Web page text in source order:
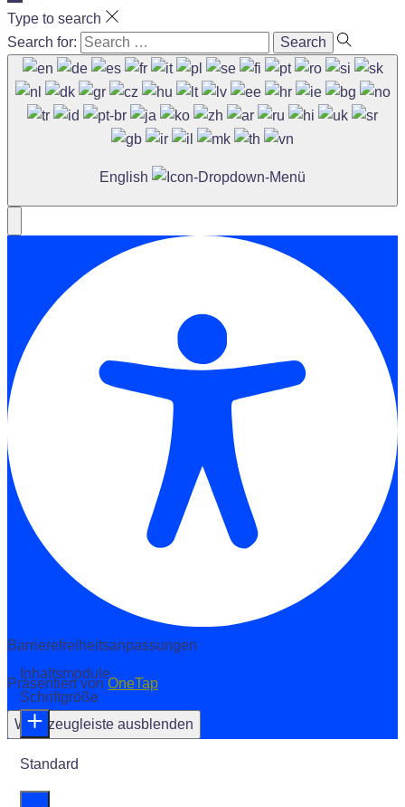
Type to search
Search for:
English
Barrierefreiheitsanpassungen
Präsentiert vonOneTap
Werkzeugleiste ausblenden
Inhaltsmodule
Schriftgröße
Standard